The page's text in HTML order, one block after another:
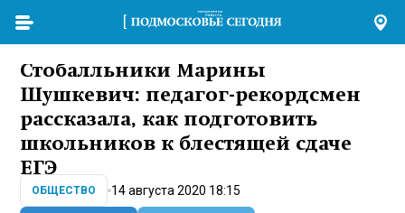
Стобалльники Марины
Шушкевич: педагог-рекордсмен
рассказала, как подготовить
школьников к блестящей сдаче
ЕГЭ
ОБЩЕСТВО 14 августа 2020 18:15